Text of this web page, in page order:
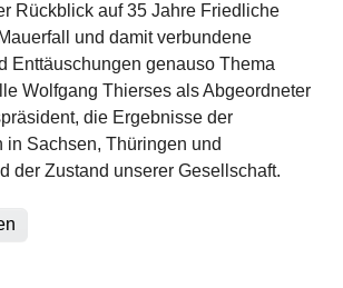
Rückblick auf 35 Jahre Friedliche
und damit verbundene
Enttäuschungen genauso Thema
Wolfgang Thierses als Abgeordneter
die Ergebnisse der
in Sachsen, Thüringen und
der Zustand unserer Gesellschaft.